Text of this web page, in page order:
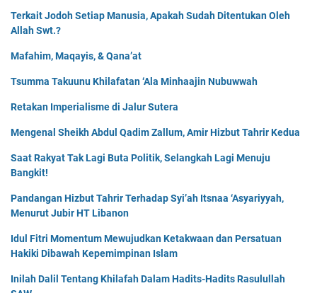
Terkait Jodoh Setiap Manusia, Apakah Sudah Ditentukan Oleh
Allah Swt.?
Mafahim, Maqayis, & Qana’at
Tsumma Takuunu Khilafatan ‘Ala Minhaajin Nubuwwah
Retakan Imperialisme di Jalur Sutera
Mengenal Sheikh Abdul Qadim Zallum, Amir Hizbut Tahrir Kedua
Saat Rakyat Tak Lagi Buta Politik, Selangkah Lagi Menuju
Bangkit!
Pandangan Hizbut Tahrir Terhadap Syi’ah Itsnaa ‘Asyariyyah,
Menurut Jubir HT Libanon
Idul Fitri Momentum Mewujudkan Ketakwaan dan Persatuan
Hakiki Dibawah Kepemimpinan Islam
Inilah Dalil Tentang Khilafah Dalam Hadits-Hadits Rasulullah